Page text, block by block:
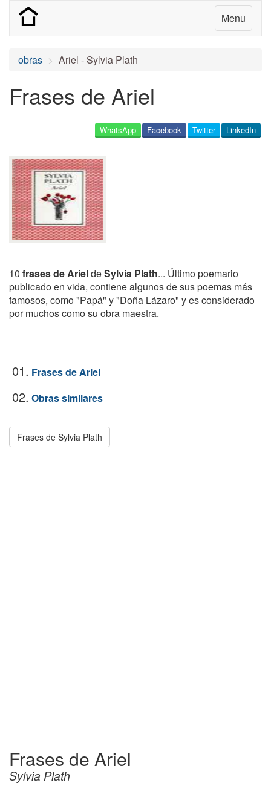
Menu
obras Ariel - Sylvia Plath
Frases de Ariel
LinkedIn
Twitter
Facebook
WhatsApp
10 frases de ArieldeSylvia Plath... Último poemario
publicado en vida, contiene algunos de sus poemas más
famosos, como "Papá" y "Doña Lázaro" y es considerado
por muchos como su obra maestra.
01. Frases de Ariel
02. Obras similares
Frases de Sylvia Plath
Frases de Ariel
Sylvia Plath